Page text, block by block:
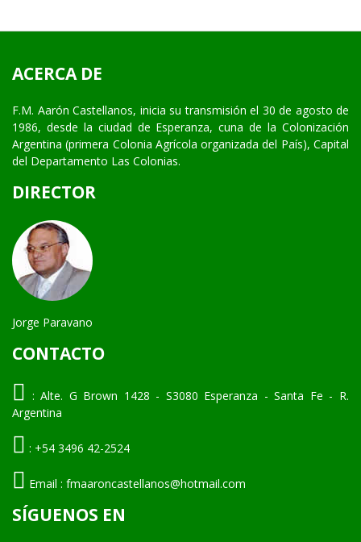
ACERCA DE
F.M. Aarón Castellanos, inicia su transmisión el 30 de agosto de
1986, desde la ciudad de Esperanza, cuna de la Colonización
Argentina (primera Colonia Agrícola organizada del País), Capital
del Departamento Las Colonias.
DIRECTOR
Jorge Paravano
CONTACTO
: Alte. G Brown 1428 - S3080 Esperanza - Santa Fe - R.
Argentina
: +54 3496 42-2524
Email : fmaaroncastellanos@hotmail.com
SÍGUENOS EN